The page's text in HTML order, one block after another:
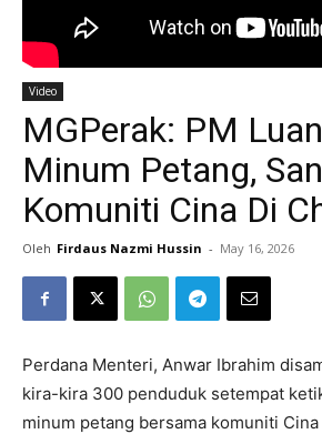
Video
MGPerak: PM
Minum Petang,
Komuniti Cina Di
Oleh Firdaus Nazmi Hussin - May 16, 2026
Perdana Menteri, Anwar Ibrahim
kira-kira 300 penduduk setempat
minum petang bersama komuniti